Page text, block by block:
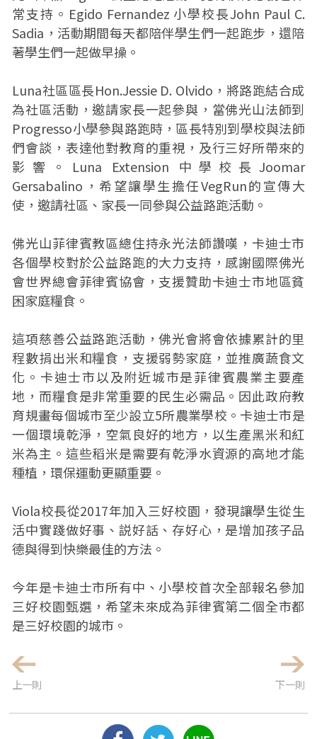
常支持。Egido Fernandez 小學校長John Paul C.
Sadia，活動期間每天都陪伴學生們一起跑步，還陪
著學生們一起做早操。
Luna社區區長Hon.Jessie D. Olvido，將路跑結合成
為社區活動，邀請家長一起參與，當佛光山法師到
Progresso小學參與路跑時，區長特別到學校與法師
們會談，表達他對教育的重視，及行三好所帶來的
影響。Luna Extension 中學校長Joomar
Gersabalino，希望讓學生擔任VegRun的宣傳大
使，邀請社區、家長一同參與公益路跑活動。
佛光山菲律賓教區總住持永光法師讚嘆，卡迪士市
各個學校對於公益路跑的大力支持，感謝國際佛光
會世界總會菲律賓協會，支援贊助卡迪士市地區貧
困家庭糧食。
這項慈善公益路跑活動，佛光會將會依據累計的里
程數捐出米和糧食，支援弱勢家庭，並推廣蔬食文
化。卡迪士市以及附近城市是菲律賓農業主要產
地，而糧食是非常重要的民生必需品。因此政府教
育規畫每個城市至少設立5所農業學校。卡迪士市是
一個環境乾淨，空氣良好的地方，以生產黑米和紅
米為主。這些稻米是需要有乾淨水資源的高地才能
種植，環保運動更顯重要。
Viola校長從2017年加入三好校園，發現讓學生從生
活中實踐做好事、説好話、存好心，是增加孩子品
德與得到快樂最佳的方法。
今年是卡迪士市所有中、小學校首次全部報名參加
三好校園甄選，希望未來成為菲律賓第二個全市都
是三好校園的城市。
上一則 下一則